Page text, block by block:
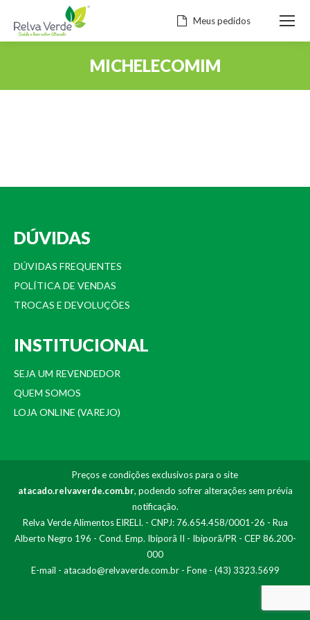
Meus pedidos
MICHELECOMIM
DÚVIDAS
DÚVIDAS FREQUENTES
POLÍTICA DE VENDAS
TROCAS E DEVOLUÇÕES
INSTITUCIONAL
SEJA UM REVENDEDOR
QUEM SOMOS
LOJA ONLINE (VAREJO)
Preços e condições exclusivos para o site
atacado.relvaverde.com.br, podendo sofrer alterações sem prévia
notificação.
Relva Verde Alimentos EIRELI. - CNPJ: 76.654.458/0001-26 - Rua
Alberto Negro 196 - Cond. Emp. Ibiporã II - Ibiporã/PR - CEP 86.200-
000
E-mail - atacado@relvaverde.com.br- Fone - (43) 3323.5699